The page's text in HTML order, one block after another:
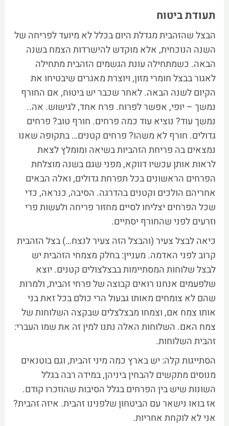
תעודת ביטוח
הבצל שהזהבית מגדלת היום בכלל לא מיועד לפריחה של
השנה הנוכחית, אלא מוקדש להישרדות הצמח בשנה
הבאה. כשמתחילה עונת הגשמים הזהבית מתחילה
לאגור בבצל חומרי מזון, ויוצרת מאגרים שיבטיחו את
הקיום לשנה הבאה. לאחר שכבר יש ביטוח, אם החורף
נמשך – יופי, אפשר לפרוח. פרח אחד, לגישוש. אה..
נמשך עוד? נוציא עוד כמה פרחים. חורף טוב? פרחים
גדולים. חורף לא משהו? פרחים קטנים… בתקופה שאנו
נמצאים בה פריחת הזהביות בשיאה ומומלץ לצאת
לראות אותן עכשיו דווקא, מפני שגם בשנה מוצלחת
הפרחים הראשונים בכל תפרחת גדולים, ואלה הבאים
אחריהם הולכים וקטנים בהדרגה. הסיבה, כנראה, כדי
שכל הפרחים יצליחו לסיים מחזור פריחה ולעשות פרי
וזרעים לפני שהחורף יסתיים.
כיאה לבצל צעיר (והבצל הזה צעיר לנצח…) בצל הזהבית
קרוב לפני האדמה. מעניין: בחלק מצמחי הזהבית יש
לבצל שלוחות המסתיימות בבצלצולים קטנים. יוצא
שלפעמים אנחנו רואים קבוצה של פרחי זהבית, ולמרות
שהם לא צומחים מאותו גבעול הרי כולם בכל זאת בני
אותו צמח אם, וצמחו מבצלצלים שבקצה השלוחות של
צמח האם. השלוחות האלה נתנו למין זה את שמו העברי:
זהבית השלוחות.
הסתייגות קלה: יש בארץ כמה מיני זהבית, וגם בוטנאים
מנוסים מתקשים להבחין ביניהן, במידה רבה בגלל
השונות שיש בין הפרחים בגלל הסיבות שהוזכרו קודם.
אז בואו נישאר עם הביטחון שלפנינו זהבית. איזה זהבית?
אני לא לוקחת אחריות.